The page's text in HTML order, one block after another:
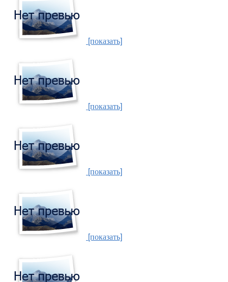
[показать]
[показать]
[показать]
[показать]